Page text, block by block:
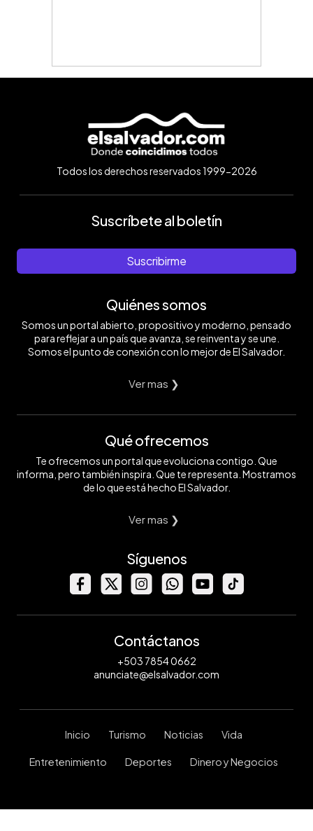
Todos los derechos reservados 1999-2026
Suscríbete al boletín
Suscribirme
Quiénes somos
Somos un portal abierto, propositivo y moderno, pensado
para reflejar a un país que avanza, se reinventa y se une.
Somos el punto de conexión con lo mejor de El Salvador.
Ver mas ❯
Qué ofrecemos
Te ofrecemos un portal que evoluciona contigo. Que
informa, pero también inspira. Que te representa. Mostramos
de lo que está hecho El Salvador.
Ver mas ❯
Síguenos
Contáctanos
+503 7854 0662
anunciate@elsalvador.com
Inicio Turismo Noticias Vida
Entretenimiento Deportes Dinero y Negocios